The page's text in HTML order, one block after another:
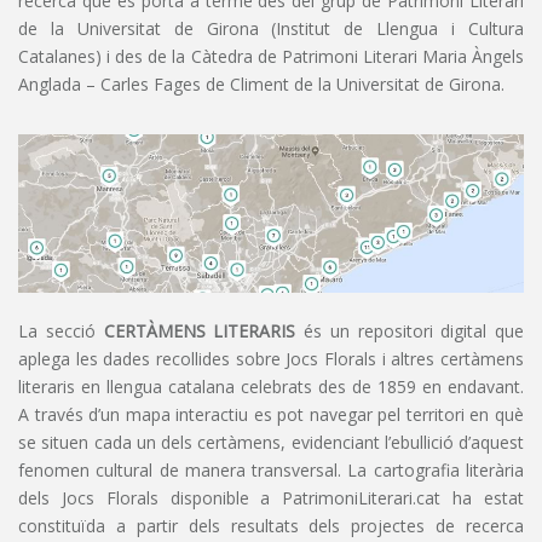
de la Universitat de Girona (Institut de Llengua i Cultura
Catalanes) i des de la Càtedra de Patrimoni Literari Maria Àngels
Anglada – Carles Fages de Climent de la Universitat de Girona.
La secció CERTÀMENS LITERARIS és un repositori digital que
aplega les dades recollides sobre Jocs Florals i altres certàmens
literaris en llengua catalana celebrats des de 1859 en endavant.
A través d’un mapa interactiu es pot navegar pel territori en què
se situen cada un dels certàmens, evidenciant l’ebullició d’aquest
fenomen cultural de manera transversal. La cartografia literària
dels Jocs Florals disponible a PatrimoniLiterari.cat ha estat
constituïda a partir dels resultats dels projectes de recerca